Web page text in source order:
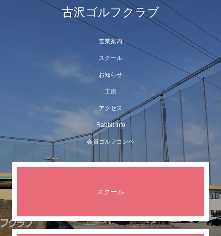
古沢ゴルフクラブ
営業案内
スクール
お知らせ
工房
アクセス
Rabbit info
会員ゴルフコンペ
スクール